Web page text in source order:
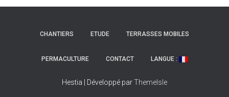
CHANTIERS ETUDE TERRASSES MOBILES
PERMACULTURE CONTACT LANGUE :
Hestia | Développé parThemeIsle